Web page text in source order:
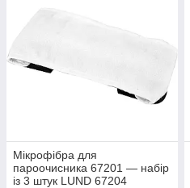
Мікрофібра для
пароочисника 67201 — набір
із 3 штук LUND 67204